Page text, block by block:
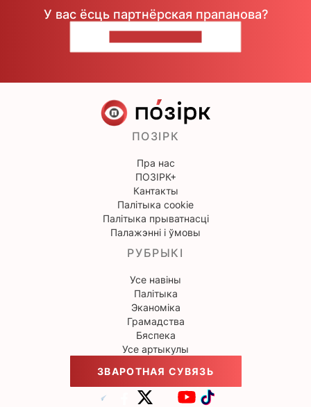
У вас ёсць партнёрская прапанова?
ПОЗІРК
Пра нас
ПОЗІРК+
Кантакты
Палітыка cookie
Палітыка прыватнасці
Палажэнні і ўмовы
РУБРЫКІ
Усе навіны
Палітыка
Эканоміка
Грамадства
Бяспека
Усе артыкулы
ЗВАРОТНАЯ СУВЯЗЬ